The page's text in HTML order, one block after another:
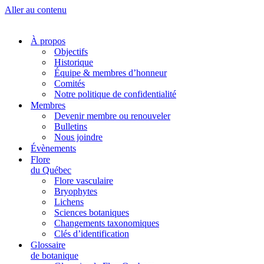
Aller au contenu
À propos
Objectifs
Historique
Équipe & membres d’honneur
Comités
Notre politique de confidentialité
Membres
Devenir membre ou renouveler
Bulletins
Nous joindre
Évènements
Flore
du Québec
Flore vasculaire
Bryophytes
Lichens
Sciences botaniques
Changements taxonomiques
Clés d’identification
Glossaire
de botanique